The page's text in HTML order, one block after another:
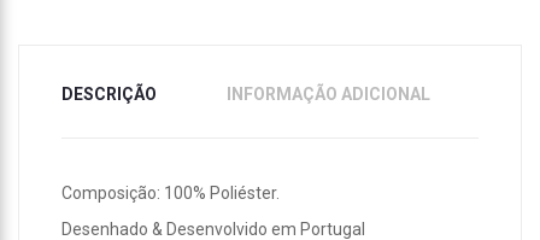
DESCRIÇÃO INFORMAÇÃO ADICIONAL
Composição: 100% Poliéster.
Desenhado & Desenvolvido em Portugal